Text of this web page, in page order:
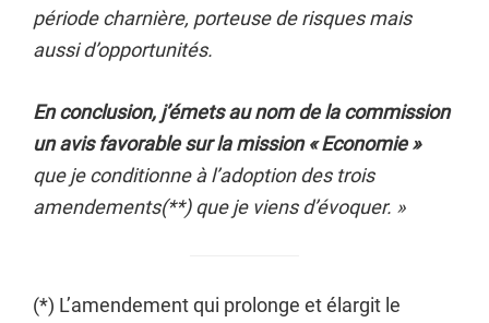
période charnière, porteuse de risques mais
aussi d’opportunités.
En conclusion, j’émets au nom de la commission
un avis favorable sur la mission « Economie »
que je conditionne à l’adoption des trois
amendements(**) que je viens d’évoquer. »
(*) L’amendement qui prolonge et élargit le